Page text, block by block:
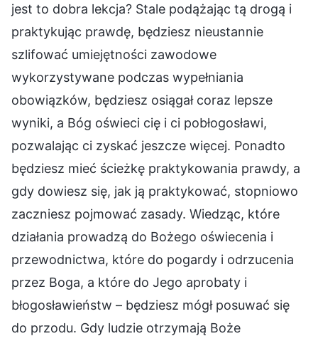
jest to dobra lekcja? Stale podążając tą drogą i
praktykując prawdę, będziesz nieustannie
szlifować umiejętności zawodowe
wykorzystywane podczas wypełniania
obowiązków, będziesz osiągał coraz lepsze
wyniki, a Bóg oświeci cię i ci pobłogosławi,
pozwalając ci zyskać jeszcze więcej. Ponadto
będziesz mieć ścieżkę praktykowania prawdy, a
gdy dowiesz się, jak ją praktykować, stopniowo
zaczniesz pojmować zasady. Wiedząc, które
działania prowadzą do Bożego oświecenia i
przewodnictwa, które do pogardy i odrzucenia
przez Boga, a które do Jego aprobaty i
błogosławieństw – będziesz mógł posuwać się
do przodu. Gdy ludzie otrzymają Boże